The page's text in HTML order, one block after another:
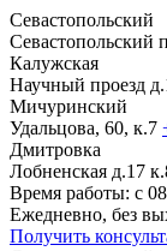
Севастопольский
Севастопольский
Калужская
Научный проезд
Мичуринский
Удальцова, 60, к.7
Дмитровка
Лобненская д.17
Время работы: с
Ежедневно, без
Получить